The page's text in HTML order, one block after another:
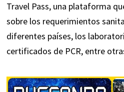
Travel Pass, una plataforma
sobre los requerimientos
diferentes países, los
certificados de PCR, entre